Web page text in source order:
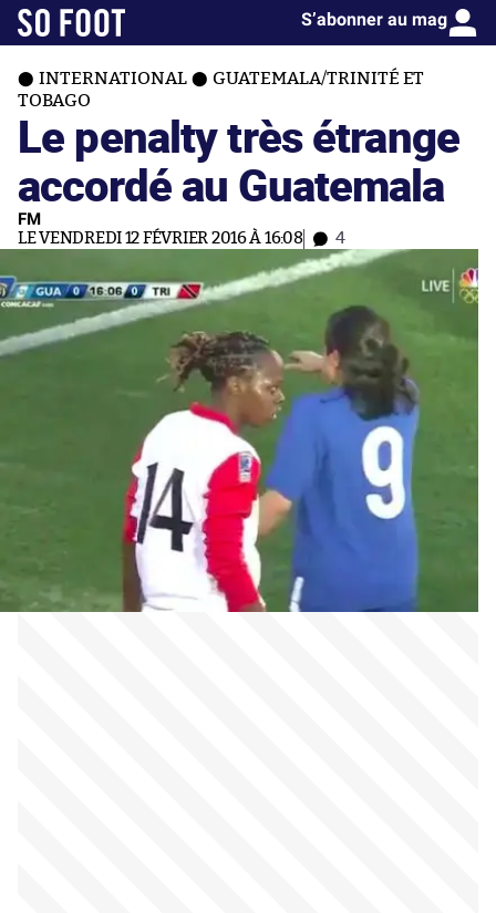
S’abonner au mag
INTERNATIONAL
GUATEMALA/TRINITÉ ET
TOBAGO
Le penalty très étrange
accordé au Guatemala
FM
LE VENDREDI 12 FÉVRIER 2016 À 16:08 4